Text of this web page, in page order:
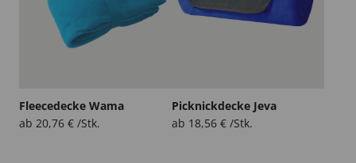
Fleecedecke Wama
ab 20,76 € /Stk.
Picknickdecke Jeva
ab 18,56 € /Stk.